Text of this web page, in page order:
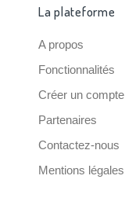
La plateforme
A propos
Fonctionnalités
Créer un compte
Partenaires
Contactez-nous
Mentions légales